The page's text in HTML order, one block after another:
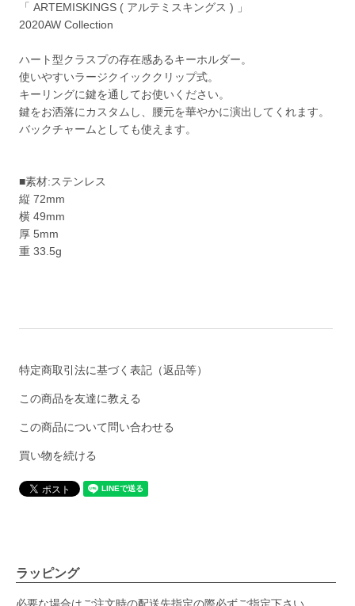
「 ARTEMISKINGS ( アルテミスキングス ) 」
2020AW Collection
ハート型クラスプの存在感あるキーホルダー。
使いやすいラージクイッククリップ式。
キーリングに鍵を通してお使いください。
鍵をお洒落にカスタムし、腰元を華やかに演出してくれます。
バックチャームとしても使えます。
■素材:ステンレス
縦 72mm
横 49mm
厚 5mm
重 33.5g
特定商取引法に基づく表記（返品等）
この商品を友達に教える
この商品について問い合わせる
買い物を続ける
ラッピング